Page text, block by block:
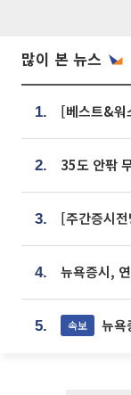
많이 본 뉴스
1.
2.
3.
4.
5. 속보 뉴